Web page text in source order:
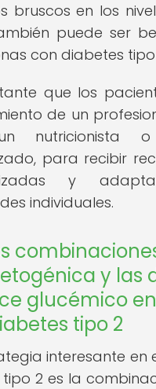
bruscos en los
puede ser
con diabetes tipo
que los
de un
nutricionista
para recibir
y
individuales.
y las
glucémico
tipo 2
interesante en
2 es la